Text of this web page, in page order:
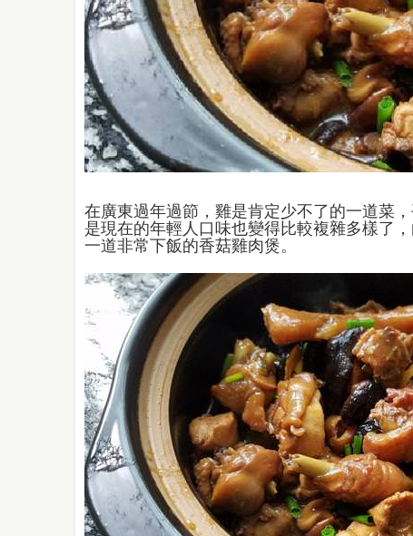
在廣東過年過節，雞是肯定少不了的一道菜
是現在的年輕人口味也變得比較複雜多樣了
一道非常下飯的香菇雞肉煲。